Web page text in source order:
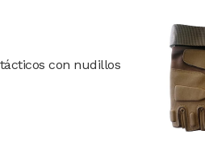
con nudillos